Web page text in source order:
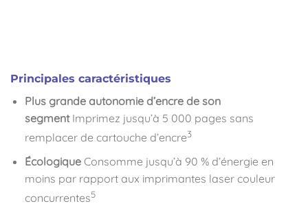
Principales caractéristiques
Plus grande autonomie d’encre de son
segmentImprimez jusqu’à 5 000 pages sans
remplacer de cartouche d’encre3
ÉcologiqueConsomme jusqu’à 90 % d’énergie en
moins par rapport aux imprimantes laser couleur
concurrentes5